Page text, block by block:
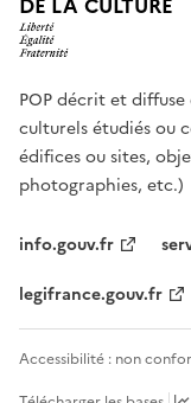
DE LA CULTURE
POP décrit et
culturels étudiés ou
édifices ou sites,
photographies, etc.)
info.gouv.fr
legifrance.gouv.fr
Accessibilité : non